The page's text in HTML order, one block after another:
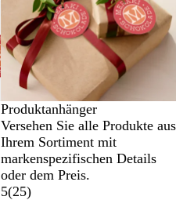
Produktanhänger
Versehen Sie alle Produkte aus
Ihrem Sortiment mit
markenspezifischen Details
oder dem Preis.
5(25)